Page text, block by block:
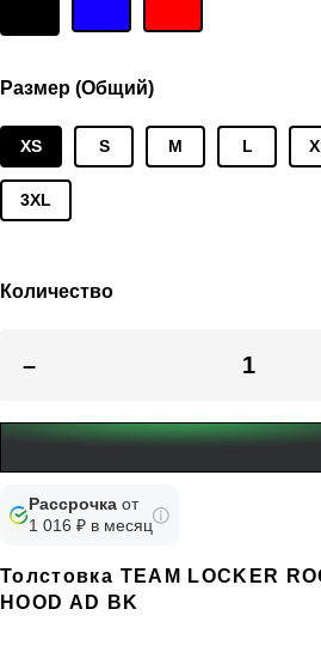
Размер (Общий)
XS S M L
3XL
Количество
–
Рассрочка от
1 016 ₽ в месяц
Толстовка TEAM LOCKER
HOOD AD BK